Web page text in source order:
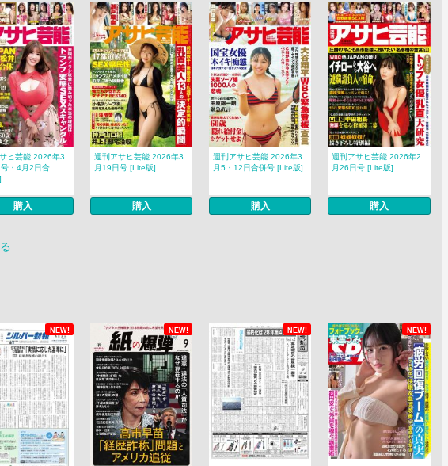
ヒ芸能 2026年3
・4月2日合...
購入
週刊アサヒ芸能 2026年3
月19日号 [Lite版]
購入
週刊アサヒ芸能 2026年3
月5・12日合併号 [Lite版]
購入
週刊アサヒ芸能 2026年2
月26日号 [Lite版]
購入
NEW! NEW! NEW! NEW!